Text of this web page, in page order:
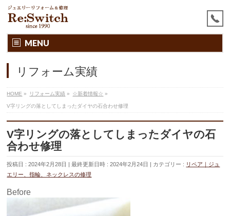
MENU
リフォーム実績
HOME » リフォーム実績 » ☆新着情報☆ »
V字リングの落としてしまったダイヤの石合わせ修理
V字リングの落としてしまったダイヤの石
合わせ修理
投稿日 : 2024年2月28日 最終更新日時 : 2024年2月24日 カテゴリー : リペア｜ジュ
エリー、指輪、ネックレスの修理
Before